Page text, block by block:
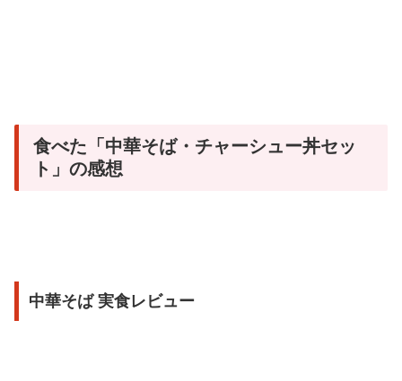
食べた「中華そば・チャーシュー丼セッ
ト」の感想
中華そば 実食レビュー